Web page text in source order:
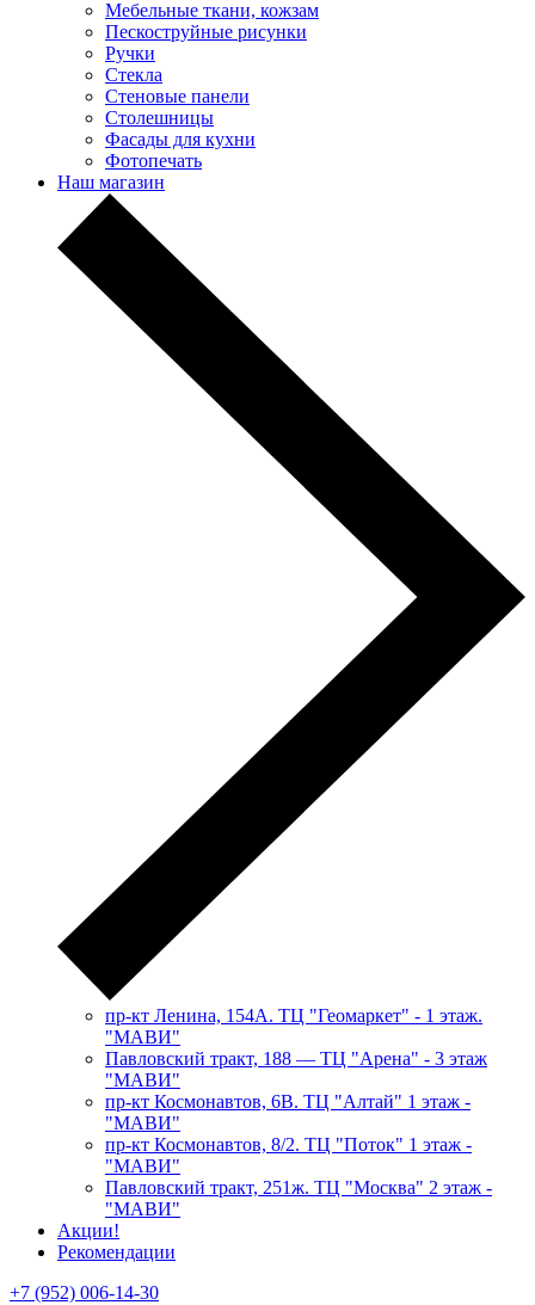
Мебельные ткани, кожзам
Пескоструйные рисунки
Ручки
Стекла
Стеновые панели
Столешницы
Фасады для кухни
Фотопечать
Наш магазин
пр-кт Ленина, 154А. ТЦ "Геомаркет" - 1 этаж.
"МАВИ"
​Павловский тракт, 188 — ТЦ "Арена" - 3 этаж
"МАВИ"
пр-кт Космонавтов, 6В. ТЦ "Алтай" 1 этаж -
"МАВИ"
пр-кт Космонавтов, 8/2. ТЦ "Поток" 1 этаж -
"МАВИ"
Павловский тракт, 251ж. ТЦ "Москва" 2 этаж -
"МАВИ"
Акции!
Рекомендации
+7 (952) 006-14-30